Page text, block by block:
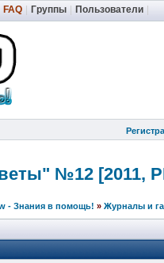
FAQ Группы Пользователи
№12 [2011,
- Знания в помощь! » Журналы и